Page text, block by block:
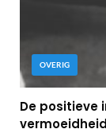
OVERIG
De positieve